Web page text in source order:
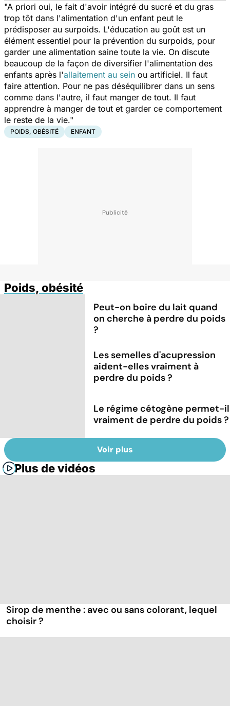
"A priori oui, le fait d'avoir intégré du sucré et du gras
trop tôt dans l'alimentation d'un enfant peut le
prédisposer au surpoids. L'éducation au goût est un
élément essentiel pour la prévention du surpoids, pour
garder une alimentation saine toute la vie. On discute
beaucoup de la façon de diversifier l'alimentation des
enfants après l'allaitement au sein ou artificiel. Il faut
faire attention. Pour ne pas déséquilibrer dans un sens
comme dans l'autre, il faut manger de tout. Il faut
apprendre à manger de tout et garder ce comportement
le reste de la vie."
POIDS, OBÉSITÉ ENFANT
Poids, obésité
Peut-on boire du lait quand
on cherche à perdre du poids
?
Les semelles d'acupression
aident-elles vraiment à
perdre du poids ?
Le régime cétogène permet-il
vraiment de perdre du poids ?
Voir plus
Plus de vidéos
Sirop de menthe : avec ou sans colorant, lequel
choisir ?